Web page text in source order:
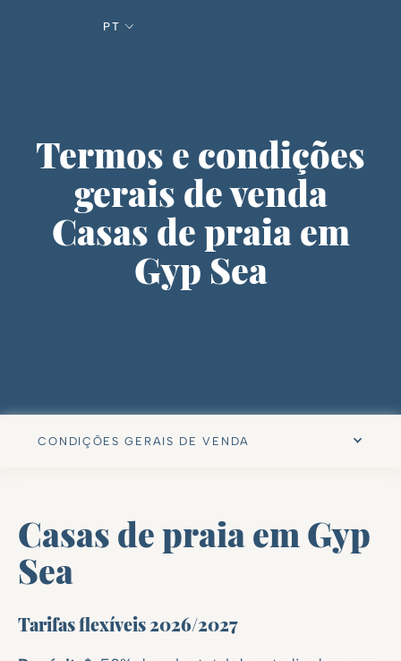
PT
Termos e condições
gerais de venda
Casas de praia em
Gyp Sea
CONDIÇÕES GERAIS DE VENDA
Casas de praia em Gyp
Sea
Tarifas flexíveis 2026/2027